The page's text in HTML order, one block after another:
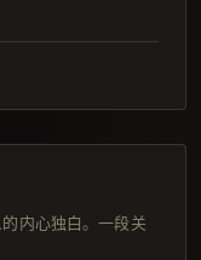
内心独白。一段关